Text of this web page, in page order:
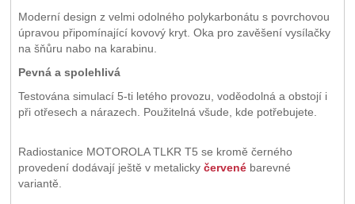
Moderní design z velmi odolného polykarbonátu s povrchovou
úpravou připomínající kovový kryt. Oka pro zavěšení vysílačky
na šňůru nabo na karabinu.
Pevná a spolehlivá
Testována simulací 5-ti letého provozu, voděodolná a obstojí i
při otřesech a nárazech. Použitelná všude, kde potřebujete.
Radiostanice MOTOROLA TLKR T5 se kromě černého
provedení dodávají ještě v metalicky červenébarevné
variantě.